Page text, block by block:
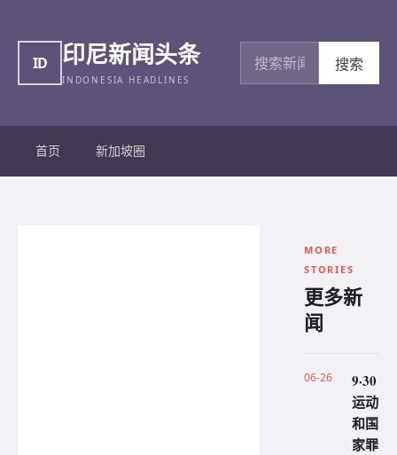
ID 印尼新闻头条
INDONESIA HEADLINES
搜索新闻
搜索
首页 新加坡圈
MORE
STORIES
更多新
闻
06-26
9·30
运动
和国
家罪